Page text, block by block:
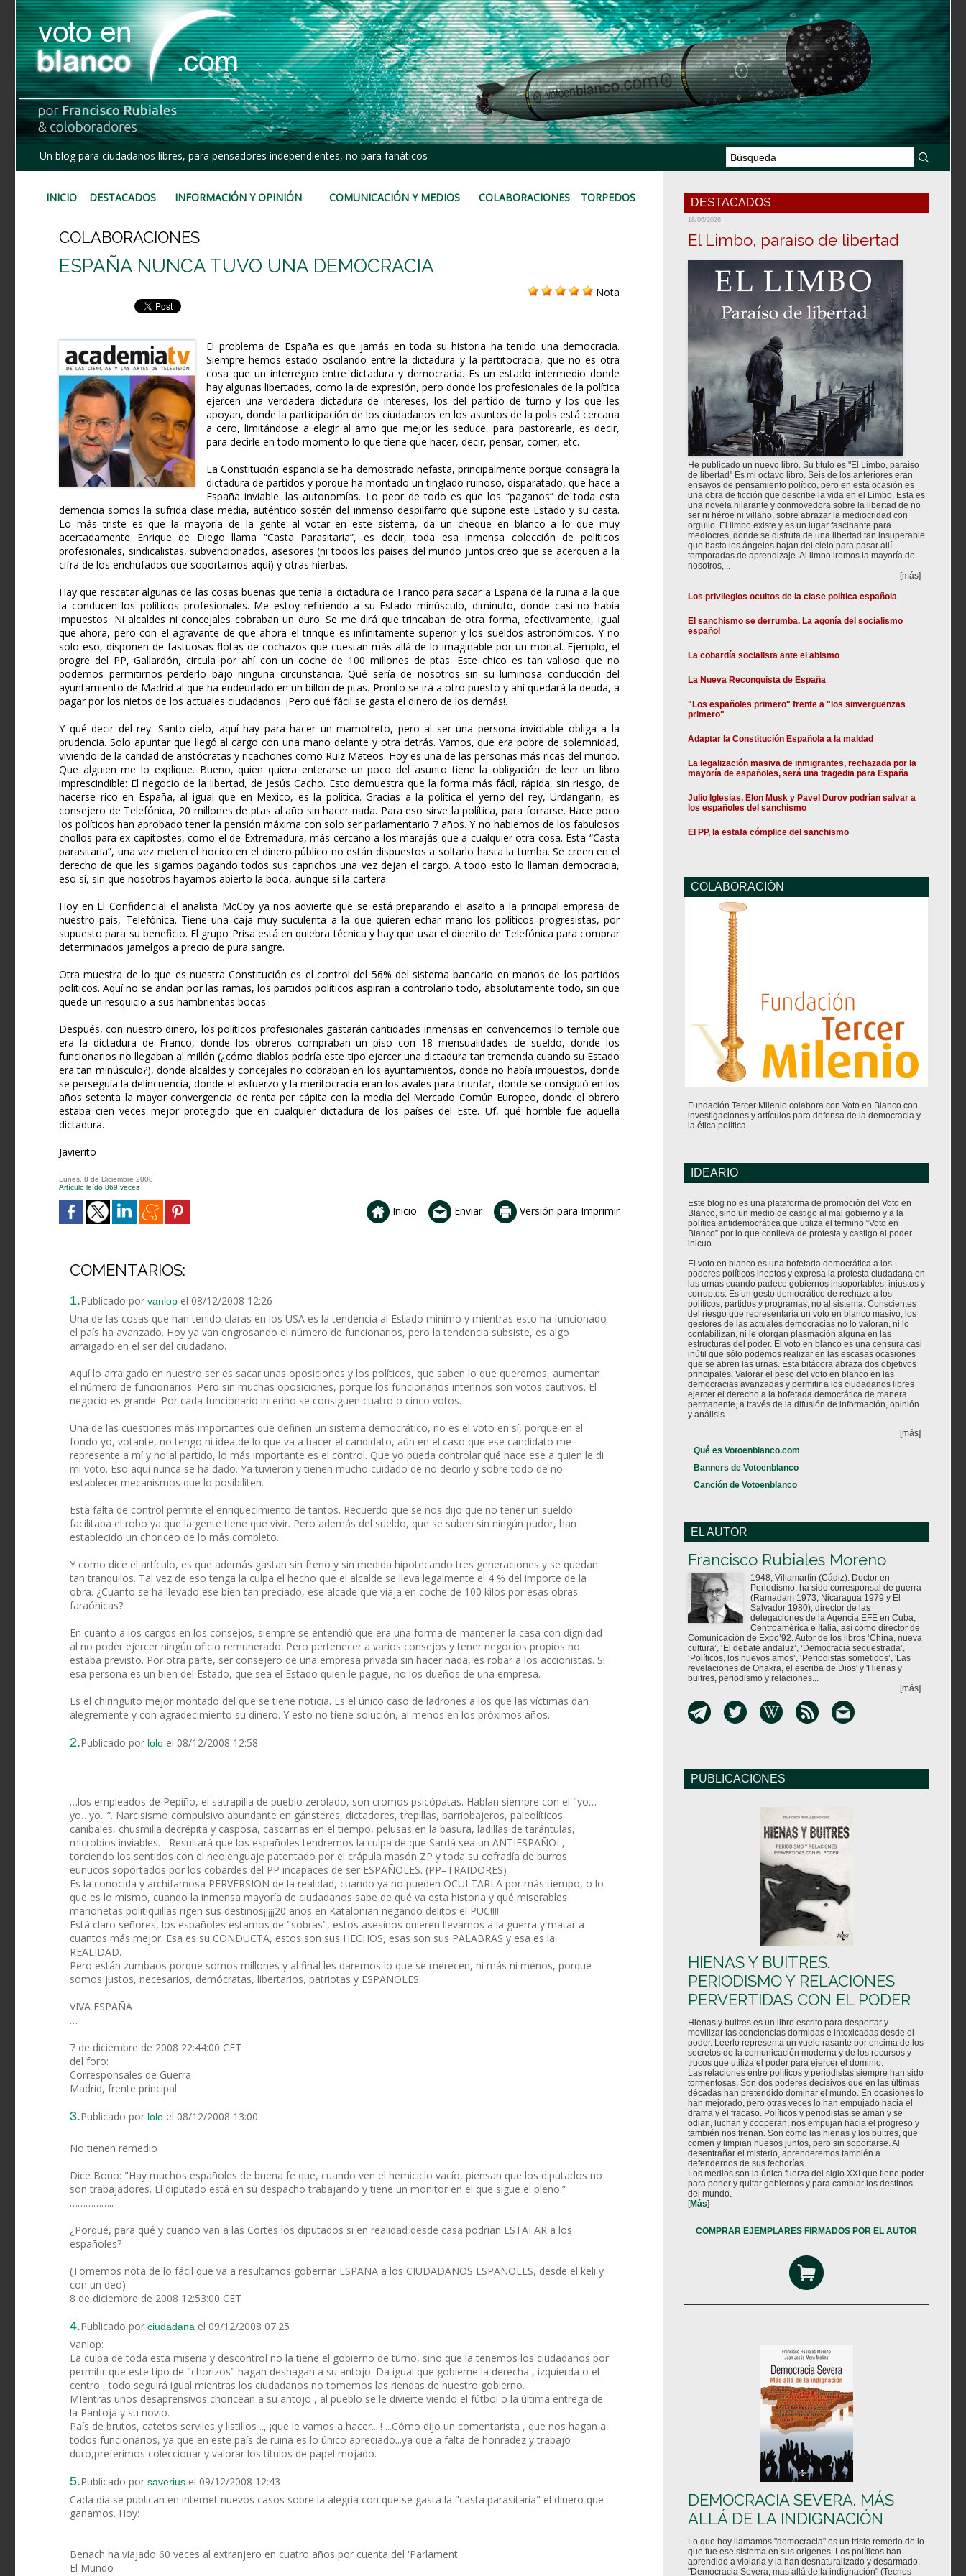
Un blog para ciudadanos libres, para pensadores independientes, no para fanáticos
INICIO DESTACADOS INFORMACIÓN Y OPINIÓN COMUNICACIÓN Y MEDIOS COLABORACIONES TORPEDOS
COLABORACIONES
ESPAÑA NUNCA TUVO UNA DEMOCRACIA
Nota
El problema de España es que jamás en toda su historia ha tenido una democracia.
Siempre hemos estado oscilando entre la dictadura y la partitocracia, que no es otra
cosa que un interregno entre dictadura y democracia. Es un estado intermedio donde
hay algunas libertades, como la de expresión, pero donde los profesionales de la política
ejercen una verdadera dictadura de intereses, los del partido de turno y los que les
apoyan, donde la participación de los ciudadanos en los asuntos de la polis está cercana
a cero, limitándose a elegir al amo que mejor les seduce, para pastorearle, es decir,
para decirle en todo momento lo que tiene que hacer, decir, pensar, comer, etc.
La Constitución española se ha demostrado nefasta, principalmente porque consagra la
dictadura de partidos y porque ha montado un tinglado ruinoso, disparatado, que hace a
España inviable: las autonomías. Lo peor de todo es que los “paganos” de toda esta
demencia somos la sufrida clase media, auténtico sostén del inmenso despilfarro que supone este Estado y su casta.
Lo más triste es que la mayoría de la gente al votar en este sistema, da un cheque en blanco a lo que muy
acertadamente Enrique de Diego llama “Casta Parasitaria”, es decir, toda esa inmensa colección de políticos
profesionales, sindicalistas, subvencionados, asesores (ni todos los países del mundo juntos creo que se acerquen a la
cifra de los enchufados que soportamos aquí) y otras hierbas.
Hay que rescatar algunas de las cosas buenas que tenía la dictadura de Franco para sacar a España de la ruina a la que
la conducen los políticos profesionales. Me estoy refiriendo a su Estado minúsculo, diminuto, donde casi no había
impuestos. Ni alcaldes ni concejales cobraban un duro. Se me dirá que trincaban de otra forma, efectivamente, igual
que ahora, pero con el agravante de que ahora el trinque es infinitamente superior y los sueldos astronómicos. Y no
solo eso, disponen de fastuosas flotas de cochazos que cuestan más allá de lo imaginable por un mortal. Ejemplo, el
progre del PP, Gallardón, circula por ahí con un coche de 100 millones de ptas. Este chico es tan valioso que no
podemos permitirnos perderlo bajo ninguna circunstancia. Qué sería de nosotros sin su luminosa conducción del
ayuntamiento de Madrid al que ha endeudado en un billón de ptas. Pronto se irá a otro puesto y ahí quedará la deuda, a
pagar por los nietos de los actuales ciudadanos. ¡Pero qué fácil se gasta el dinero de los demás!.
Y qué decir del rey. Santo cielo, aquí hay para hacer un mamotreto, pero al ser una persona inviolable obliga a la
prudencia. Solo apuntar que llegó al cargo con una mano delante y otra detrás. Vamos, que era pobre de solemnidad,
viviendo de la caridad de aristócratas y ricachones como Ruiz Mateos. Hoy es una de las personas más ricas del mundo.
Que alguien me lo explique. Bueno, quien quiera enterarse un poco del asunto tiene la obligación de leer un libro
imprescindible: El negocio de la libertad, de Jesús Cacho. Esto demuestra que la forma más fácil, rápida, sin riesgo, de
hacerse rico en España, al igual que en Mexico, es la política. Gracias a la política el yerno del rey, Urdangarín, es
consejero de Telefónica, 20 millones de ptas al año sin hacer nada. Para eso sirve la política, para forrarse. Hace poco
los políticos han aprobado tener la pensión máxima con solo ser parlamentario 7 años. Y no hablemos de los fabulosos
chollos para ex capitostes, como el de Extremadura, más cercano a los marajás que a cualquier otra cosa. Esta “Casta
parasitaria”, una vez meten el hocico en el dinero público no están dispuestos a soltarlo hasta la tumba. Se creen en el
derecho de que les sigamos pagando todos sus caprichos una vez dejan el cargo. A todo esto lo llaman democracia,
eso sí, sin que nosotros hayamos abierto la boca, aunque sí la cartera.
Hoy en El Confidencial el analista McCoy ya nos advierte que se está preparando el asalto a la principal empresa de
nuestro país, Telefónica. Tiene una caja muy suculenta a la que quieren echar mano los políticos progresistas, por
supuesto para su beneficio. El grupo Prisa está en quiebra técnica y hay que usar el dinerito de Telefónica para comprar
determinados jamelgos a precio de pura sangre.
Otra muestra de lo que es nuestra Constitución es el control del 56% del sistema bancario en manos de los partidos
políticos. Aquí no se andan por las ramas, los partidos políticos aspiran a controlarlo todo, absolutamente todo, sin que
quede un resquicio a sus hambrientas bocas.
Después, con nuestro dinero, los políticos profesionales gastarán cantidades inmensas en convencernos lo terrible que
era la dictadura de Franco, donde los obreros compraban un piso con 18 mensualidades de sueldo, donde los
funcionarios no llegaban al millón (¿cómo diablos podría este tipo ejercer una dictadura tan tremenda cuando su Estado
era tan minúsculo?), donde alcaldes y concejales no cobraban en los ayuntamientos, donde no había impuestos, donde
se perseguía la delincuencia, donde el esfuerzo y la meritocracia eran los avales para triunfar, donde se consiguió en los
años setenta la mayor convergencia de renta per cápita con la media del Mercado Común Europeo, donde el obrero
estaba cien veces mejor protegido que en cualquier dictadura de los países del Este. Uf, qué horrible fue aquella
dictadura.
Javierito
Lunes, 8 de Diciembre 2008
Artículo leído 869 veces
Inicio Enviar Versión para Imprimir
COMENTARIOS:
1.Publicado por vanlop el 08/12/2008 12:26
Una de las cosas que han tenido claras en los USA es la tendencia al Estado mínimo y mientras esto ha funcionado
el país ha avanzado. Hoy ya van engrosando el número de funcionarios, pero la tendencia subsiste, es algo
arraigado en el ser del ciudadano.
Aquí lo arraigado en nuestro ser es sacar unas oposiciones y los políticos, que saben lo que queremos, aumentan
el número de funcionarios. Pero sin muchas oposiciones, porque los funcionarios interinos son votos cautivos. El
negocio es grande. Por cada funcionario interino se consiguen cuatro o cinco votos.
Una de las cuestiones más importantes que definen un sistema democrático, no es el voto en sí, porque en el
fondo yo, votante, no tengo ni idea de lo que va a hacer el candidato, aún en el caso que ese candidato me
represente a mí y no al partido, lo más importante es el control. Que yo pueda controlar qué hace ese a quien le di
mi voto. Eso aquí nunca se ha dado. Ya tuvieron y tienen mucho cuidado de no decirlo y sobre todo de no
establecer mecanismos que lo posibiliten.
Esta falta de control permite el enriquecimiento de tantos. Recuerdo que se nos dijo que no tener un sueldo
facilitaba el robo ya que la gente tiene que vivir. Pero además del sueldo, que se suben sin ningún pudor, han
establecido un choriceo de lo más completo.
Y como dice el artículo, es que además gastan sin freno y sin medida hipotecando tres generaciones y se quedan
tan tranquilos. Tal vez de eso tenga la culpa el hecho que el alcalde se lleva legalmente el 4 % del importe de la
obra. ¿Cuanto se ha llevado ese bien tan preciado, ese alcade que viaja en coche de 100 kilos por esas obras
faraónicas?
En cuanto a los cargos en los consejos, siempre se entendió que era una forma de mantener la casa con dignidad
al no poder ejercer ningún oficio remunerado. Pero pertenecer a varios consejos y tener negocios propios no
estaba previsto. Por otra parte, ser consejero de una empresa privada sin hacer nada, es robar a los accionistas. Si
esa persona es un bien del Estado, que sea el Estado quien le pague, no los dueños de una empresa.
Es el chiringuito mejor montado del que se tiene noticia. Es el único caso de ladrones a los que las víctimas dan
alegremente y con agradecimiento su dinero. Y esto no tiene solución, al menos en los próximos años.
2.Publicado por lolo el 08/12/2008 12:58
…los empleados de Pepiño, el satrapilla de pueblo zerolado, son cromos psicópatas. Hablan siempre con el "yo…
yo…yo...”. Narcisismo compulsivo abundante en gánsteres, dictadores, trepillas, barriobajeros, paleolíticos
caníbales, chusmilla decrépita y casposa, cascarrias en el tiempo, pelusas en la basura, ladillas de tarántulas,
microbios inviables… Resultará que los españoles tendremos la culpa de que Sardá sea un ANTIESPAÑOL,
torciendo los sentidos con el neolenguaje patentado por el crápula masón ZP y toda su cofradía de burros
eunucos soportados por los cobardes del PP incapaces de ser ESPAÑOLES. (PP=TRAIDORES)
Es la conocida y archifamosa PERVERSION de la realidad, cuando ya no pueden OCULTARLA por más tiempo, o lo
que es lo mismo, cuando la inmensa mayoría de ciudadanos sabe de qué va esta historia y qué miserables
marionetas politiquillas rigen sus destinos¡¡¡¡¡20 años en Katalonian negando delitos el PUC!!!!
Está claro señores, los españoles estamos de "sobras", estos asesinos quieren llevarnos a la guerra y matar a
cuantos más mejor. Esa es su CONDUCTA, estos son sus HECHOS, esas son sus PALABRAS y esa es la
REALIDAD.
Pero están zumbaos porque somos millones y al final les daremos lo que se merecen, ni más ni menos, porque
somos justos, necesarios, demócratas, libertarios, patriotas y ESPAÑOLES.
VIVA ESPAÑA
…
7 de diciembre de 2008 22:44:00 CET
del foro:
Corresponsales de Guerra
Madrid, frente principal.
3.Publicado por lolo el 08/12/2008 13:00
No tienen remedio
Dice Bono: "Hay muchos españoles de buena fe que, cuando ven el hemiciclo vacío, piensan que los diputados no
son trabajadores. El diputado está en su despacho trabajando y tiene un monitor en el que sigue el pleno.”
……………..
¿Porqué, para qué y cuando van a las Cortes los diputados si en realidad desde casa podrían ESTAFAR a los
españoles?
(Tomemos nota de lo fácil que va a resultarnos gobernar ESPAÑA a los CIUDADANOS ESPAÑOLES, desde el keli y
con un deo)
8 de diciembre de 2008 12:53:00 CET
4.Publicado por ciudadana el 09/12/2008 07:25
Vanlop:
La culpa de toda esta miseria y descontrol no la tiene el gobierno de turno, sino que la tenemos los ciudadanos por
permitir que este tipo de "chorizos" hagan deshagan a su antojo. Da igual que gobierne la derecha , izquierda o el
centro , todo seguirá igual mientras los ciudadanos no tomemos las riendas de nuestro gobierno.
MIentras unos desaprensivos choricean a su antojo , al pueblo se le divierte viendo el fútbol o la última entrega de
la Pantoja y su novio.
País de brutos, catetos serviles y listillos .., ¡que le vamos a hacer....! ...Cómo dijo un comentarista , que nos hagan a
todos funcionarios, ya que en este país de ruina es lo único apreciado...ya que a falta de honradez y trabajo
duro,preferimos coleccionar y valorar los títulos de papel mojado.
5.Publicado por saverius el 09/12/2008 12:43
Cada día se publican en internet nuevos casos sobre la alegría con que se gasta la "casta parasitaria" el dinero que
ganamos. Hoy:
Benach ha viajado 60 veces al extranjero en cuatro años por cuenta del 'Parlament'
El Mundo
DESTACADOS
18/06/2026
El Limbo, paraíso de libertad
He publicado un nuevo libro. Su título es "El Limbo, paraíso
de libertad" Es mi octavo libro. Seis de los anteriores eran
ensayos de pensamiento político, pero en esta ocasión es
una obra de ficción que describe la vida en el Limbo. Esta es
una novela hilarante y conmovedora sobre la libertad de no
ser ni héroe ni villano, sobre abrazar la mediocridad con
orgullo. El limbo existe y es un lugar fascinante para
mediocres, donde se disfruta de una libertad tan insuperable
que hasta los ángeles bajan del cielo para pasar allí
temporadas de aprendizaje. Al limbo iremos la mayoría de
nosotros,...
[más]
Los privilegios ocultos de la clase política española
El sanchismo se derrumba. La agonía del socialismo
español
La cobardía socialista ante el abismo
La Nueva Reconquista de España
"Los españoles primero" frente a "los sinvergüenzas
primero"
Adaptar la Constitución Española a la maldad
La legalización masiva de inmigrantes, rechazada por la
mayoría de españoles, será una tragedia para España
Julio Iglesias, Elon Musk y Pavel Durov podrían salvar a
los españoles del sanchismo
El PP, la estafa cómplice del sanchismo
COLABORACIÓN
Fundación Tercer Milenio colabora con Voto en Blanco con
investigaciones y artículos para defensa de la democracia y
la ética política.
IDEARIO
Este blog no es una plataforma de promoción del Voto en
Blanco, sino un medio de castigo al mal gobierno y a la
política antidemocrática que utiliza el termino “Voto en
Blanco” por lo que conlleva de protesta y castigo al poder
inicuo.
El voto en blanco es una bofetada democrática a los
poderes políticos ineptos y expresa la protesta ciudadana en
las urnas cuando padece gobiernos insoportables, injustos y
corruptos. Es un gesto democrático de rechazo a los
políticos, partidos y programas, no al sistema. Conscientes
del riesgo que representaría un voto en blanco masivo, los
gestores de las actuales democracias no lo valoran, ni lo
contabilizan, ni le otorgan plasmación alguna en las
estructuras del poder. El voto en blanco es una censura casi
inútil que sólo podemos realizar en las escasas ocasiones
que se abren las urnas. Esta bitácora abraza dos objetivos
principales: Valorar el peso del voto en blanco en las
democracias avanzadas y permitir a los ciudadanos libres
ejercer el derecho a la bofetada democrática de manera
permanente, a través de la difusión de información, opinión
y análisis.
[más]
Qué es Votoenblanco.com
Banners de Votoenblanco
Canción de Votoenblanco
EL AUTOR
Francisco Rubiales Moreno
1948, Villamartín (Cádiz). Doctor en
Periodismo, ha sido corresponsal de guerra
(Ramadam 1973, Nicaragua 1979 y El
Salvador 1980), director de las
delegaciones de la Agencia EFE en Cuba,
Centroamérica e Italia, así como director de
Comunicación de Expo’92. Autor de los libros ‘China, nueva
cultura’, ‘El debate andaluz’, ‘Democracia secuestrada’,
‘Políticos, los nuevos amos’, ‘Periodistas sometidos’, 'Las
revelaciones de Onakra, el escriba de Dios' y 'Hienas y
buitres, periodismo y relaciones...
[más]
PUBLICACIONES
HIENAS Y BUITRES.
PERIODISMO Y RELACIONES
PERVERTIDAS CON EL PODER
Hienas y buitres es un libro escrito para despertar y
movilizar las conciencias dormidas e intoxicadas desde el
poder. Leerlo representa un vuelo rasante por encima de los
secretos de la comunicación moderna y de los recursos y
trucos que utiliza el poder para ejercer el dominio.
Las relaciones entre políticos y periodistas siempre han sido
tormentosas. Son dos poderes decisivos que en las últimas
décadas han pretendido dominar el mundo. En ocasiones lo
han mejorado, pero otras veces lo han empujado hacia el
drama y el fracaso. Políticos y periodistas se aman y se
odian, luchan y cooperan, nos empujan hacia el progreso y
también nos frenan. Son como las hienas y los buitres, que
comen y limpian huesos juntos, pero sin soportarse. Al
desentrañar el misterio, aprenderemos también a
defendernos de sus fechorías.
Los medios son la única fuerza del siglo XXI que tiene poder
para poner y quitar gobiernos y para cambiar los destinos
del mundo.
[Más]
COMPRAR EJEMPLARES FIRMADOS POR EL AUTOR
DEMOCRACIA SEVERA. MÁS
ALLÁ DE LA INDIGNACIÓN
Lo que hoy llamamos "democracia" es un triste remedo de lo
que fue ese sistema en sus orígenes. Los políticos han
aprendido a violarla y la han desnaturalizado y desarmado.
"Democracia Severa, mas allá de la indignación" (Tecnos